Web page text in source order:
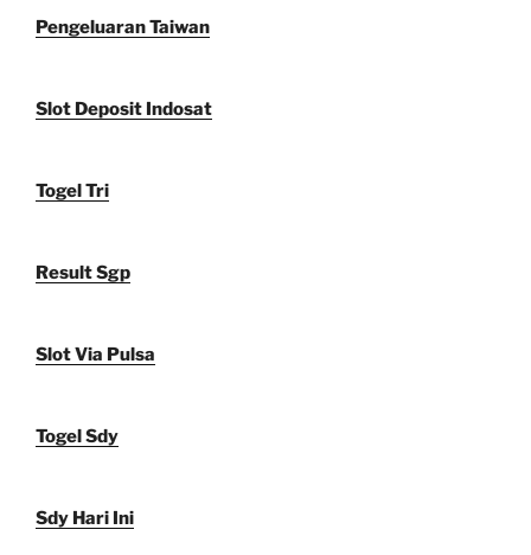
Pengeluaran Taiwan
Slot Deposit Indosat
Togel Tri
Result Sgp
Slot Via Pulsa
Togel Sdy
Sdy Hari Ini